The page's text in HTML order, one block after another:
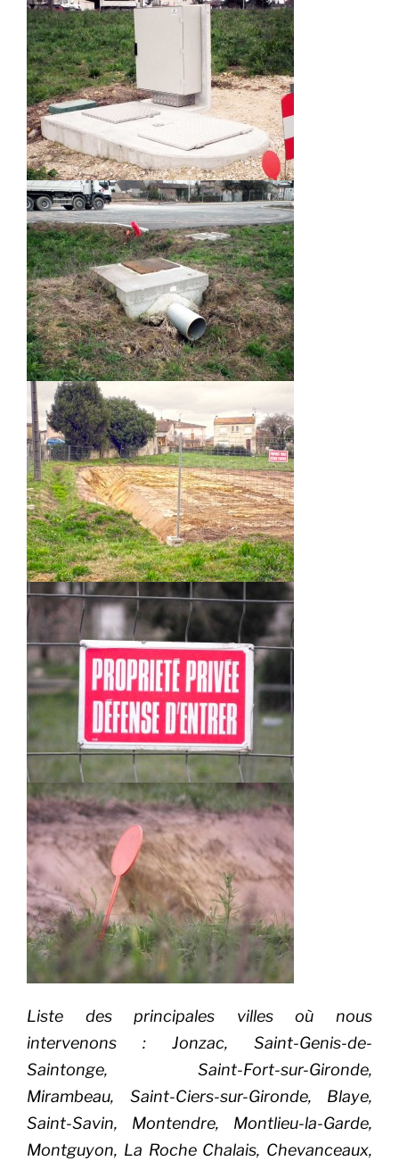
Liste des principales villes où nous
intervenons : Jonzac, Saint-Genis-de-
Saintonge, Saint-Fort-sur-Gironde,
Mirambeau, Saint-Ciers-sur-Gironde, Blaye,
Saint-Savin, Montendre, Montlieu-la-Garde,
Montguyon, La Roche Chalais, Chevanceaux,